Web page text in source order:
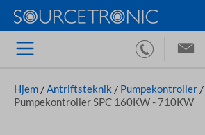
Hjem /Antriftsteknik / Pumpekontroller /
Pumpekontroller SPC 160KW - 710KW